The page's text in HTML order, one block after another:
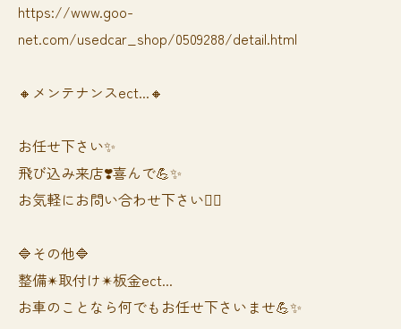
https://www.goo-
net.com/usedcar_shop/0509288/detail.html
🔸メンテナンスect...🔸
お任せ下さい✨
飛び込み来店❣️喜んで💪✨
お気軽にお問い合わせ下さい🙆‍♀️
🔷その他🔷
整備✴︎取付け✴︎板金ect...
お車のことなら何でもお任せ下さいませ💪✨